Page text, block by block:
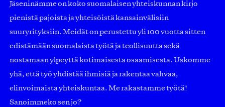
Jäseninämme on koko suomalaisen yhteiskunnan kirjo
pienistä pajoista ja yhteisöistä kansainvälisiin
suuryrityksiin. Meidät on perustettu yli 100 vuotta sitten
edistämään suomalaista työtä ja teollisuutta sekä
nostamaan ylpeyttä kotimaisesta osaamisesta. Uskomme
yhä, että työ yhdistää ihmisiä ja rakentaa vahvaa,
elinvoimaista yhteiskuntaa. Me rakastamme työtä!
Sanoimmeko sen jo?